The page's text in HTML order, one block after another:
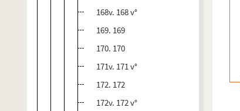
168v. 168 v°
169. 169
170. 170
171v. 171 v°
172. 172
172v. 172 v°